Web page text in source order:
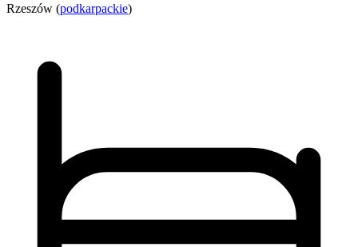
Rzeszów (podkarpackie)